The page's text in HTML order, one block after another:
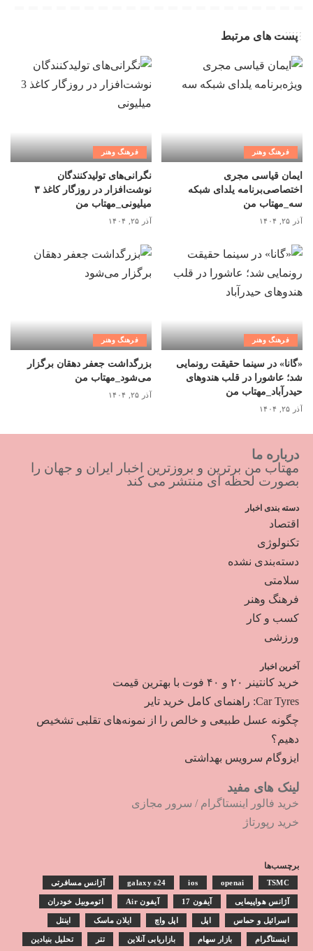
پست های مرتبط
فرهنگ وهنر
ایمان قیاسی مجری
اختصاصی‌برنامه یلدای شبکه
سه_مهتاب من
آذر ۲۵, ۱۴۰۴
فرهنگ وهنر
نگرانی‌های تولیدکنندگان
نوشت‌افزار در روزگار کاغذ ۳
میلیونی_مهتاب من
آذر ۲۵, ۱۴۰۴
فرهنگ وهنر
«گانا» در سینما حقیقت رونمایی
شد؛ عاشورا در قلب هندوهای
حیدرآباد_مهتاب من
آذر ۲۵, ۱۴۰۴
فرهنگ وهنر
بزرگداشت جعفر دهقان برگزار
می‌شود_مهتاب من
آذر ۲۵, ۱۴۰۴
درباره ما
مهتاب من برترین و بروزترین اخبار ایران و جهان را
بصورت لحظه ای منتشر می کند
دسته بندی اخبار
اقتصاد
تکنولوژی
دسته‌بندی نشده
سلامتی
فرهنگ وهنر
کسب و کار
ورزشی
آخرین اخبار
خرید کانتینر ۲۰ و ۴۰ فوت با بهترین قیمت
Car Tyres: راهنمای کامل خرید تایر
چگونه عسل طبیعی و خالص را از نمونه‌های تقلبی تشخیص
دهیم؟
ایزوگام سرویس بهداشتی
لینک های مفید
خرید فالور اینستاگرام / سرور مجازی
خرید رپورتاژ
برچسب‌ها
galaxy s24 ios openai TSMC آژانس مسافرتی
آژانس هواپیمایی آیفون 17 آیفون Air اتوموبیل خودران
اسرائیل و حماس اپل اپل واچ ایلان ماسک اینتل
اینستاگرام بازار سهام بازاریابی آنلاین تتر تحلیل بنیادین